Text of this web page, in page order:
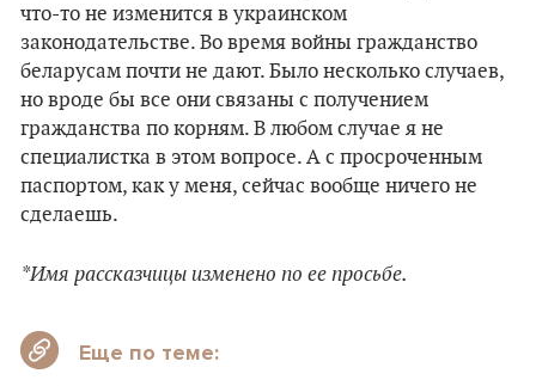
что-то не изменится в украинском
законодательстве. Во время войны гражданство
беларусам почти не дают. Было несколько случаев,
но вроде бы все они связаны с получением
гражданства по корням. В любом случае я не
специалистка в этом вопросе. А с просроченным
паспортом, как у меня, сейчас вообще ничего не
сделаешь.
*Имя рассказчицы изменено по ее просьбе.
Еще по теме: